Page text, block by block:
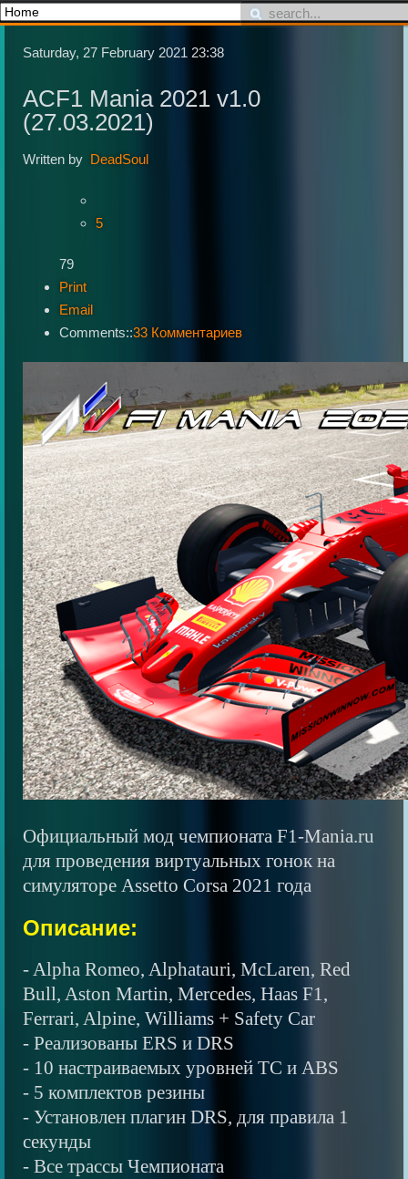
Saturday, 27 February 2021 23:38
ACF1 Mania 2021 v1.0
(27.03.2021)
Written by DeadSoul
5
79
Print
Email
Comments::33 Комментариев
Официальный мод чемпионата F1-Mania.ru
для проведения виртуальных гонок на
симуляторе Assetto Corsa 2021 года
Описание:
- Alpha Romeo, Alphatauri, McLaren, Red
Bull, Aston Martin, Mercedes, Haas F1,
Ferrari, Alpine, Williams + Safety Car
- Реализованы ERS и DRS
- 10 настраиваемых уровней TC и ABS
- 5 комплектов резины
- Установлен плагин DRS, для правила 1
секунды
- Все трассы Чемпионата